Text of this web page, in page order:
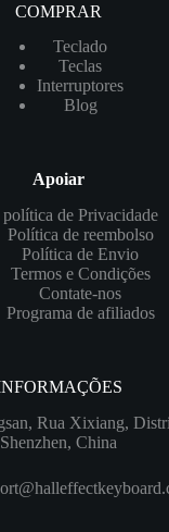
COMPRAR
Teclado
Teclas
Interruptores
Blog
Apoiar
política de Privacidade
Política de reembolso
Política de Envio
Termos e Condições
Contate-nos
Programa de afiliados
Rua Xixiang,
Shenzhen, China